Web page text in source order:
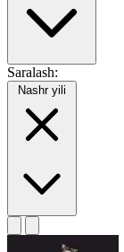
Saralash:
Nashr yili